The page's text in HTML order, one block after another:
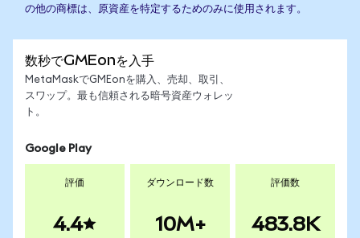
の他の商標は、原資産を特定するためのみに使用されます。
数秒でGMEonを入手
MetaMaskでGMEonを購入、売却、取引、
スワップ。最も信頼される暗号資産ウォレッ
ト。
Google Play
評価
4.4
ダウンロード数
10M+
評価数
483.8K